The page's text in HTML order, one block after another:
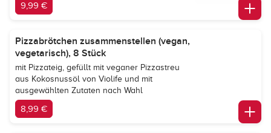
9,99 €
Pizzabrötchen zusammenstellen (vegan,
vegetarisch), 8 Stück
mit Pizzateig, gefüllt mit veganer Pizzastreu
aus Kokosnussöl von Violife und mit
ausgewählten Zutaten nach Wahl
8,99 €